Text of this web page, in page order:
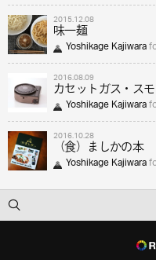
2015.12.08
味一麺
Yoshikage Kajiwara
2016.08.09
カセットガス・ス
Yoshikage Kajiwara
2016.10.28
（食）ましかの本
Yoshikage Kajiwara